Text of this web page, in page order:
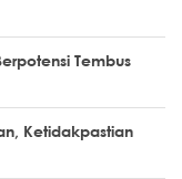
Tembus
Ketidakpastian